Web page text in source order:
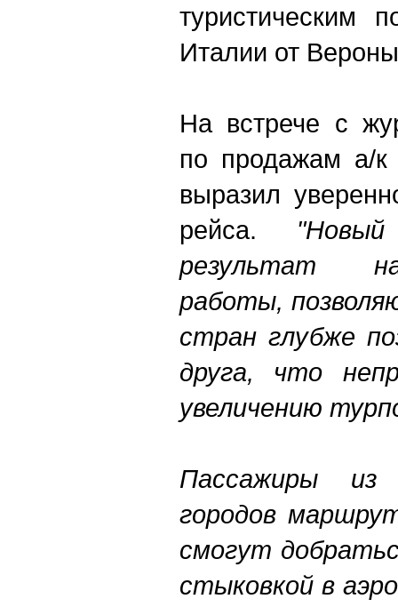
туристическим
Италии от
На встрече с
по продажам а/
выразил
рейса.
результат
работы,
стран глубже
друга, что
увеличению
Пассажиры из
городов
смогут
стыковкой в